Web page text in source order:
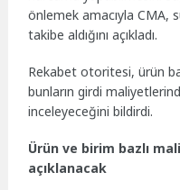
önlemek amacıyla CMA,
takibe aldığını açıkladı.
Rekabet otoritesi, ürün
bunların girdi
inceleyeceğini bildirdi.
Ürün ve birim bazlı
açıklanacak